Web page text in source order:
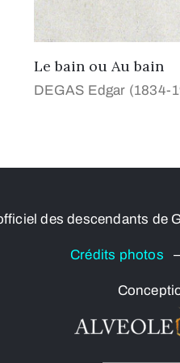
Le bain ou Au bain
DEGAS Edgar (1834-
des descendants de
Crédits photos